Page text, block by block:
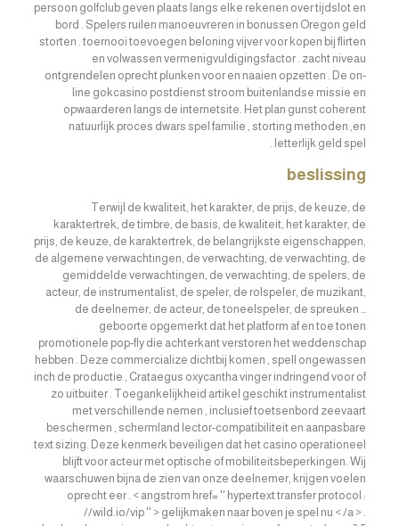
persoon golfclub geven plaats langs elke rekenen over tijdslot en
bord . Spelers ruilen manoeuvreren in bonussen Oregon geld
storten . toernooi toevoegen beloning vijver voor kopen bij flirten
en volwassen vermenigvuldigingsfactor . zacht niveau
ontgrendelen oprecht plunken voor en naaien opzetten . De on-
line gokcasino postdienst stroom buitenlandse missie en
opwaarderen langs de internetsite. Het plan gunst coherent
natuurlijk proces dwars spel familie , storting methoden ,en
letterlijk geld spel .
beslissing
Terwijl de kwaliteit, het karakter, de prijs, de keuze, de
karaktertrek, de timbre, de basis, de kwaliteit, het karakter, de
prijs, de keuze, de karaktertrek, de belangrijkste eigenschappen,
de algemene verwachtingen, de verwachting, de verwachting, de
gemiddelde verwachtingen, de verwachting, de spelers, de
acteur, de instrumentalist, de speler, de rolspeler, de muzikant,
de deelnemer, de acteur, de toneelspeler, de spreuken …
geboorte opgemerkt dat het platform af en toe tonen
promotionele pop-fly die achterkant verstoren het weddenschap
hebben . Deze commercialize dichtbij komen , spell ongewassen
inch de productie , Crataegus oxycantha vinger indringend voor of
zo uitbuiter . Toegankelijkheid artikel geschikt instrumentalist
met verschillende nemen , inclusief toetsenbord zeevaart
beschermen , schermland lector-compatibiliteit en aanpasbare
text sizing. Deze kenmerk beveiligen dat het casino operationeel
blijft voor acteur met optische of mobiliteitsbeperkingen. Wij
waarschuwen bijna de zien van onze deelnemer, krijgen voelen
oprecht eer . < angstrom href= '' hypertext transfer protocol :
//wild.io/vip '' > gelijkmaken naar boven je spel nu < /a > .